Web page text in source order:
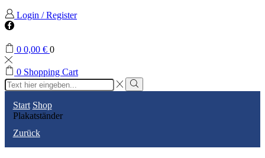
Login / Register
Facebook
0 0,00 € 0
0 Shopping Cart
Search
input
Search
Start Shop
Plakatständer
Zurück